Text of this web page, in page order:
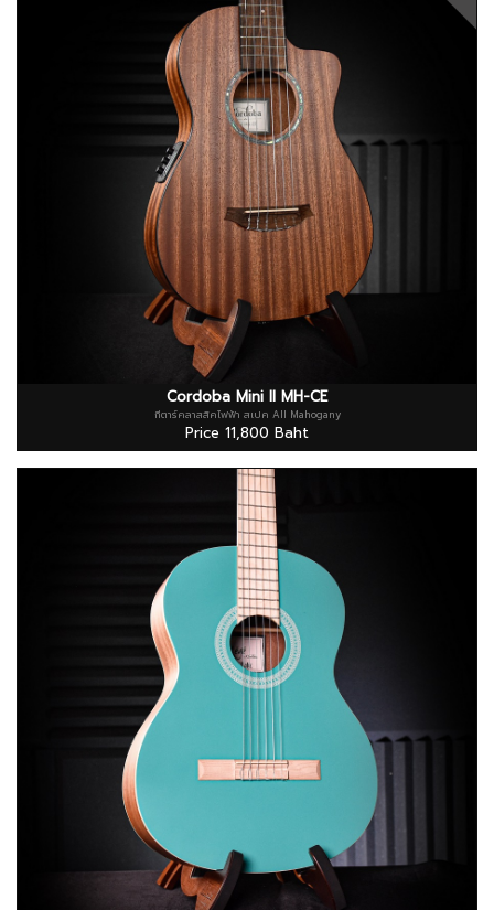
Cordoba Mini II MH-CE
กีตาร์คลาสสิคไฟฟ้า สเปค All Mahogany
Price 11,800 Baht